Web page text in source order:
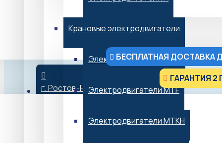
г. Ростов-На-Дону
Крановые электродвигатели
Электродвигатели МТН
Электродвигатели MTF
Электродвигатели МТКН
БЕСПЛАТНАЯ ДОСТАВКА
ГАРАНТИЯ 2
от 9 411 ₽*
*Не является публичной офертой
В НАЛИЧИИ